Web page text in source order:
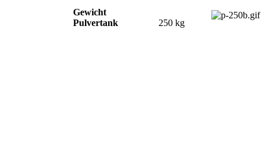
Gewicht
Pulvertank
250 kg